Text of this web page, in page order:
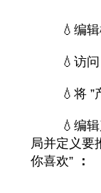
💧 编
💧 访
💧 将 ”
💧 编
局并定义要
你喜欢”
：